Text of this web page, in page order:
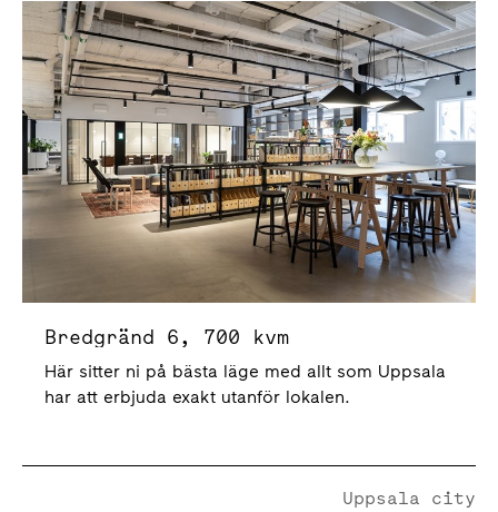
Bredgränd 6
Bredgränd 6, 700 kvm
Här sitter ni på bästa läge med allt som Uppsala
har att erbjuda exakt utanför lokalen.
Uppsala city